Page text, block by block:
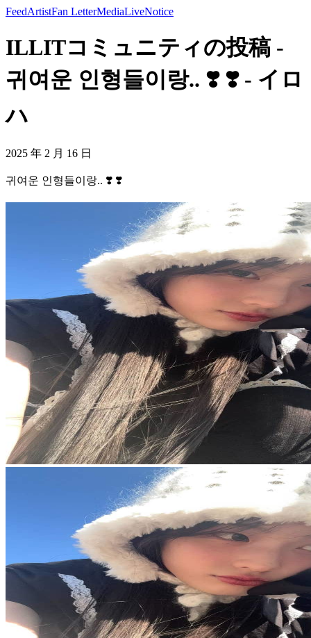
FeedArtistFan LetterMediaLiveNotice
ILLITコミュニティの投稿 -
귀여운 인형들이랑.. ❣️ ❣️ - イロ
ハ
2025 年 2 月 16 日
귀여운 인형들이랑.. ❣️ ❣️